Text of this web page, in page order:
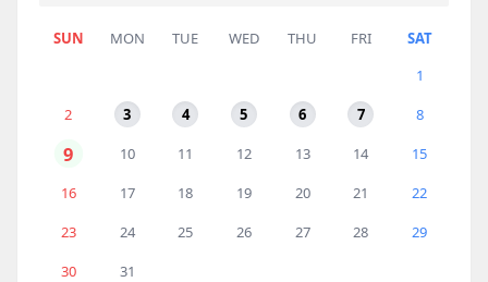
SUN MON TUE WED THU FRI
SAT
1
2
3 4 5 6 7 8
9 10 11 12 13 14
15
16
17 18 19 20 21
22
23
24 25 26 27 28
29
30
31